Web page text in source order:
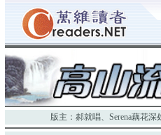
版主： 郝就唱、 Serena藕花深